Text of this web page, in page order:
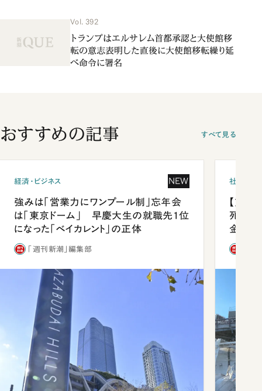
Vol. 392
トランプはエルサレム首都承認と大使館移
転の意志表明した直後に大使館移転繰り延
べ命令に署名
おすすめの記事 すべて見る
経済・ビジネス NEW
強みは「営業力にワンプール制」忘年会
は「東京ドーム」 早慶大生の就職先1位
になった「ベイカレント」の正体
「週刊新潮」編集部
社会
【熊本
死を分
金」